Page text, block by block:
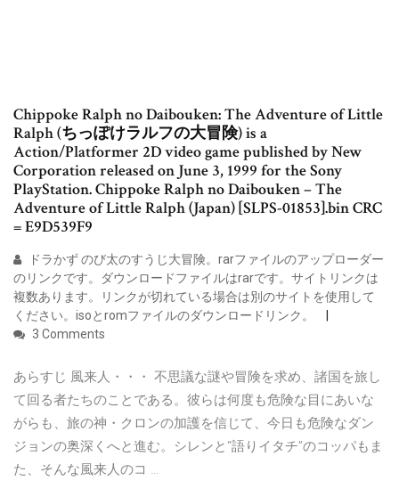
Chippoke Ralph no Daibouken: The Adventure of Little
Ralph (ちっぽけラルフの大冒険) is a
Action/Platformer 2D video game published by New
Corporation released on June 3, 1999 for the Sony
PlayStation. Chippoke Ralph no Daibouken – The
Adventure of Little Ralph (Japan) [SLPS-01853].bin CRC
= E9D539F9
ドラかず のび太のすうじ大冒険。rarファイルのアップローダー
のリンクです。ダウンロードファイルはrarです。サイトリンクは
複数あります。リンクが切れている場合は別のサイトを使用して
ください。isoとromファイルのダウンロードリンク。
3 Comments
あらすじ 風来人・・・ 不思議な謎や冒険を求め、諸国を旅し
て回る者たちのことである。彼らは何度も危険な目にあいな
がらも、旅の神・クロンの加護を信じて、今日も危険なダン
ジョンの奥深くへと進む。シレンと“語りイタチ”のコッパもま
た、そんな風来人のコ …